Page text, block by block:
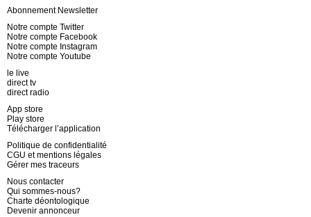
Abonnement Newsletter
Notre compte Twitter
Notre compte Facebook
Notre compte Instagram
Notre compte Youtube
le live
direct tv
direct radio
App store
Play store
Télécharger l’application
Politique de confidentialité
CGU et mentions légales
Gérer mes traceurs
Nous contacter
Qui sommes-nous?
Charte déontologique
Devenir annonceur